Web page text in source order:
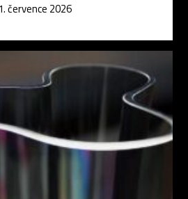
července 2026